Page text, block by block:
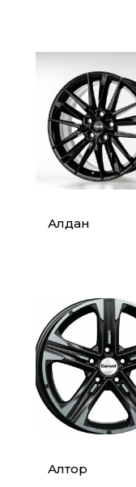
Алдан
Алтор